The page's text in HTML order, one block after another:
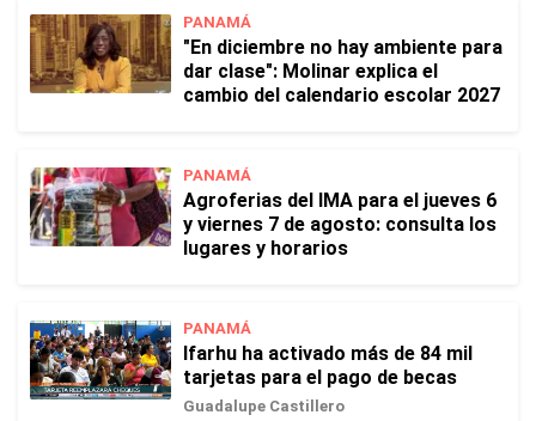
PANAMÁ
"En diciembre no hay ambiente para
dar clase": Molinar explica el
cambio del calendario escolar 2027
PANAMÁ
Agroferias del IMA para el jueves 6
y viernes 7 de agosto: consulta los
lugares y horarios
PANAMÁ
Ifarhu ha activado más de 84 mil
tarjetas para el pago de becas
Guadalupe Castillero